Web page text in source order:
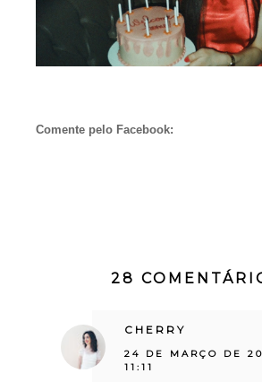
Comente pelo Facebook:
28
CHERRY
24 DE MARÇO DE
11:11